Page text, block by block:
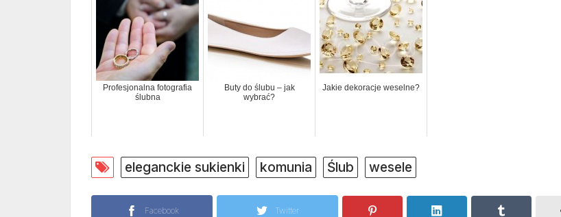
Profesjonalna fotografia
ślubna
Buty do ślubu – jak
wybrać?
Jakie dekoracje weselne?
eleganckie sukienki komunia Ślub wesele
Facebook Twitter